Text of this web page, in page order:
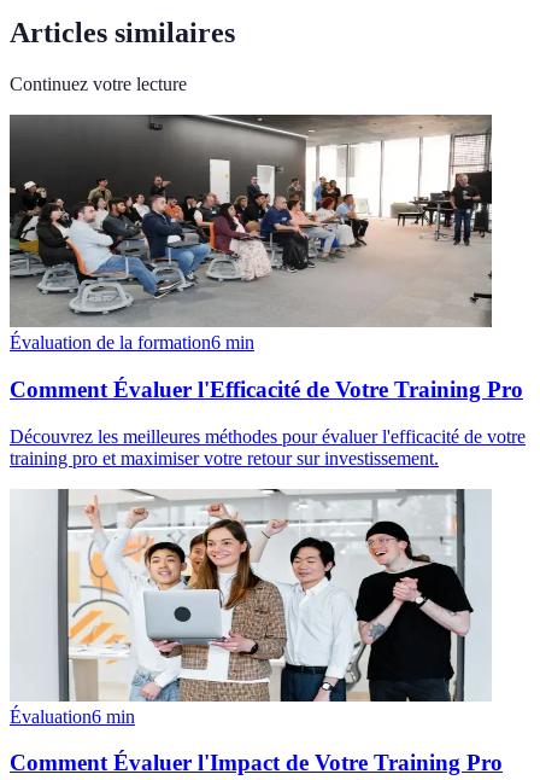
Articles similaires
Continuez votre lecture
Évaluation de la formation6 min
Comment Évaluer l'Efficacité de Votre Training Pro
Découvrez les meilleures méthodes pour évaluer l'efficacité de votre
training pro et maximiser votre retour sur investissement.
Évaluation6 min
Comment Évaluer l'Impact de Votre Training Pro